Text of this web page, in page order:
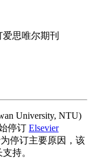
University, NTU)
停订 Elsevier
停订主要原因，该
持。